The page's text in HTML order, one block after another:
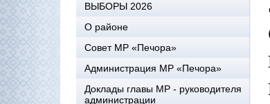
ВЫБОРЫ 2026
О районе
Совет МР «Печора»
Администрация МР «Печора»
Доклады главы МР - руководителя
администрации